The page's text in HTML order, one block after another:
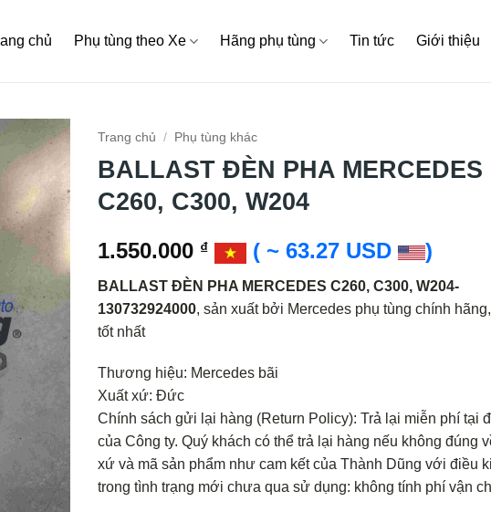
chủ Phụ tùng theo Xe Hãng phụ tùng Tin tức Giới thiệu
Trang chủ / Phụ tùng khác
BALLAST ĐÈN PHA MERCEDES
C260, C300, W204
1.550.000 ₫ ( ~ 63.27 USD )
BALLAST ĐÈN PHA MERCEDES C260, C300, W204-
130732924000, sản xuất bởi Mercedes phụ tùng chính
tốt nhất
Thương hiệu: Mercedes bãi
Xuất xứ: Đức
Chính sách gửi lại hàng (Return Policy): Trả lại miễn phí tại
của Công ty. Quý khách có thể trả lại hàng nếu không đúng
xứ và mã sản phẩm như cam kết của Thành Dũng với điều
trong tình trạng mới chưa qua sử dụng: không tính phí vận